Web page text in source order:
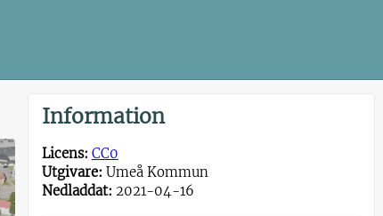
Information
Licens: CC0
Utgivare: Umeå Kommun
Nedladdat: 2021-04-16